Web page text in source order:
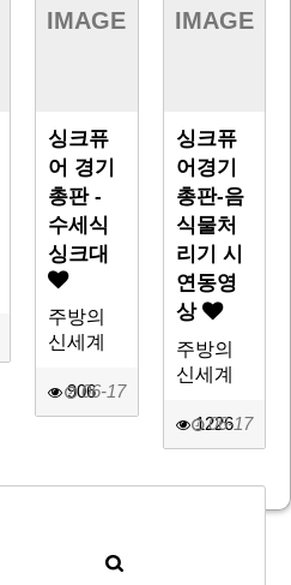
IMAGE
싱크퓨
어 경기
총판 -
수세식
싱크대
주방의
신세계
906
06-17
IMAGE
싱크퓨
어경기
총판-음
식물처
리기 시
연동영
상
주방의
신세계
1226
06-17